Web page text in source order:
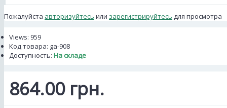
Пожалуйста авторизуйтесь или зарегистрируйтесь для просмотра
Views: 959
Код товара: ga-908
Доступность: На складе
864.00 грн.